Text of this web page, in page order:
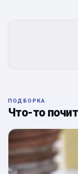
ПОДБОРКА
Что-то